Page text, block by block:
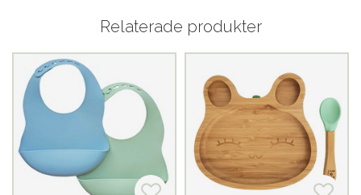
Relaterade produkter